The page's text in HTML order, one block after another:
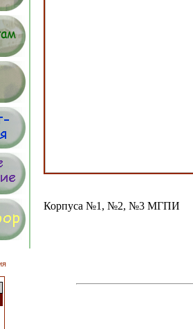
Корпуса №1, №2, №3 МГПИ